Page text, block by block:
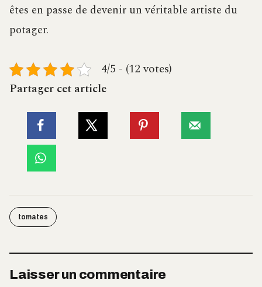
êtes en passe de devenir un véritable artiste du
potager.
4/5 - (12 votes)
Partager cet article
tomates
Laisser un commentaire